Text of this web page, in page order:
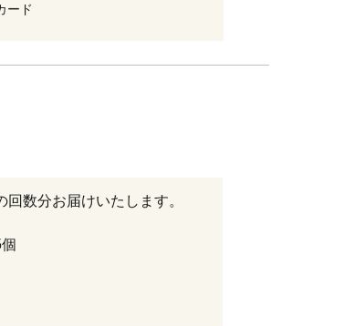
ード
数分お届けいたします。